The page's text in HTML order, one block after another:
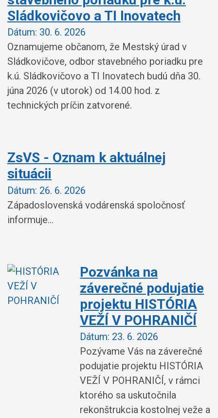
Sládkovičovo a TI Inovatech
Dátum: 30. 6. 2026
Oznamujeme občanom, že Mestský úrad v
Sládkovičove, odbor stavebného poriadku pre
k.ú. Sládkovičovo a TI Inovatech budú dňa 30.
júna 2026 (v utorok) od 14.00 hod. z
technických príčin zatvorené.
ZsVS - Oznam k aktuálnej
situácii
Dátum: 26. 6. 2026
Západoslovenská vodárenská spoločnosť
informuje...
Pozvánka na
záverečné podujatie
projektu HISTÓRIA
VEŽÍ V POHRANIČÍ
Dátum: 23. 6. 2026
Pozývame Vás na záverečné
podujatie projektu HISTÓRIA
VEŽÍ V POHRANIČÍ, v rámci
ktorého sa uskutočnila
rekonštrukcia kostolnej veže a